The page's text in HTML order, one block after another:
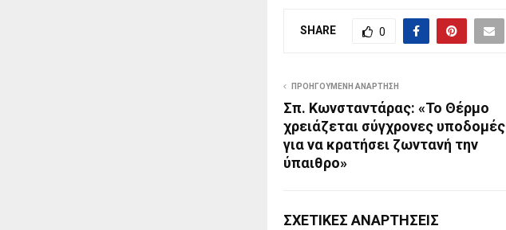
SHARE 0
ΠΡΟΗΓΟΎΜΕΝΗ ΑΝΆΡΤΗΣΗ
Σπ. Κωνσταντάρας: «Το Θέρμο
χρειάζεται σύγχρονες υποδομές
για να κρατήσει ζωντανή την
ύπαιθρο»
ΣΧΕΤΙΚΈΣ ΑΝΑΡΤΉΣΕΙΣ